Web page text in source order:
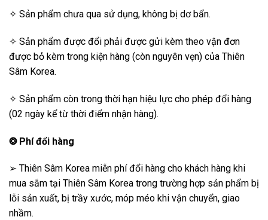
✧ Sản phẩm chưa qua sử dụng, không bị dơ bẩn.
✧ Sản phẩm được đổi phải được gửi kèm theo vận đơn
được bỏ kèm trong kiện hàng (còn nguyên vẹn) của Thiên
Sâm Korea.
✧ Sản phẩm còn trong thời hạn hiệu lực cho phép đổi hàng
(02 ngày kể từ thời điểm nhận hàng).
❂Phí đổi hàng
➢ Thiên Sâm Korea miễn phí đổi hàng cho khách hàng khi
mua sắm tại Thiên Sâm Korea trong trường hợp sản phẩm bị
lỗi sản xuất, bị trầy xước, móp méo khi vận chuyển, giao
nhầm.